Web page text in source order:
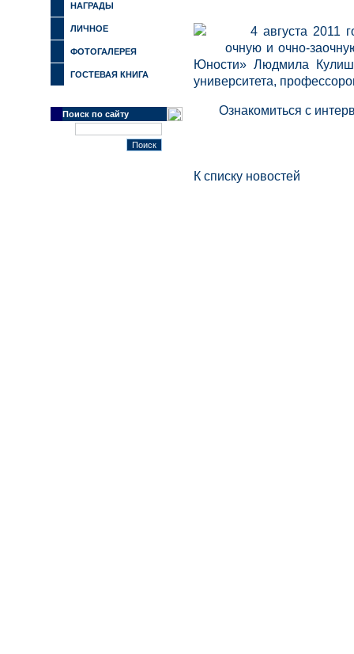
НАГРАДЫ
ЛИЧНОЕ
ФОТОГАЛЕРЕЯ
ГОСТЕВАЯ КНИГА
Поиск по сайту
4 августа 2011
очную и очно-
Юности» Людмила Кулиш
университета,
Ознакомиться с
К списку новостей